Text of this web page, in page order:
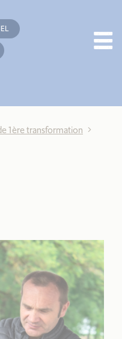
1ère transformation